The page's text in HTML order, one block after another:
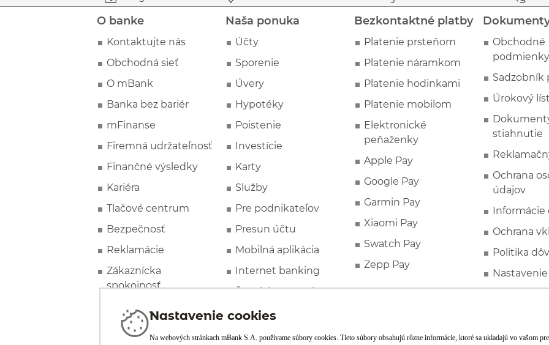
O banke
Kontaktujte nás
Obchodná sieť
O mBank
Banka bez bariér
mFinanse
Firemná udržateľnosť
Finančné výsledky
Kariéra
Tlačové centrum
Bezpečnosť
Reklamácie
Zákaznícka
spokojnosť
Naša ponuka
Účty
Sporenie
Úvery
Hypotéky
Poistenie
Investície
Karty
Služby
Pre podnikateľov
Presun účtu
Mobilná aplikácia
Internet banking
Špeciálne ponuky
Bezkontaktné platby
Platenie prsteňom
Platenie náramkom
Platenie hodinkami
Platenie mobilom
Elektronické
peňaženky
Apple Pay
Google Pay
Garmin Pay
Xiaomi Pay
Swatch Pay
Zepp Pay
Obchodné
podmienky
Sadzobník
Úrokový
stiahnutie
Ochrana
údajov
Informácie
Ochrana
Politika